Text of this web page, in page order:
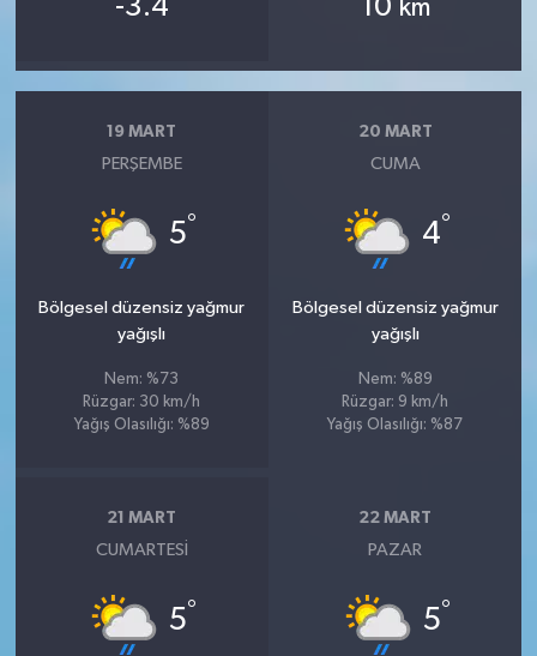
-3.4 10 km
19 MART
PERŞEMBE
5°
Bölgesel düzensiz yağmur
yağışlı
Nem: %73
Rüzgar: 30 km/h
Yağış Olasılığı: %89
20 MART
CUMA
4°
Bölgesel düzensiz yağmur
yağışlı
Nem: %89
Rüzgar: 9 km/h
Yağış Olasılığı: %87
21 MART
CUMARTESI
5°
22 MART
PAZAR
5°